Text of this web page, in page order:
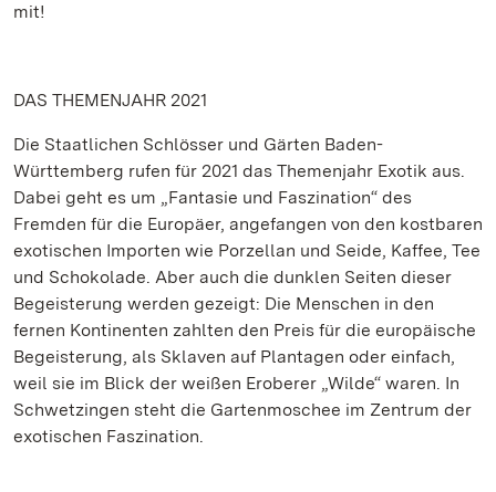
mit!
DAS THEMENJAHR 2021
Die Staatlichen Schlösser und Gärten Baden-
Württemberg rufen für 2021 das Themenjahr Exotik aus.
Dabei geht es um „Fantasie und Faszination“ des
Fremden für die Europäer, angefangen von den kostbaren
exotischen Importen wie Porzellan und Seide, Kaffee, Tee
und Schokolade. Aber auch die dunklen Seiten dieser
Begeisterung werden gezeigt: Die Menschen in den
fernen Kontinenten zahlten den Preis für die europäische
Begeisterung, als Sklaven auf Plantagen oder einfach,
weil sie im Blick der weißen Eroberer „Wilde“ waren. In
Schwetzingen steht die Gartenmoschee im Zentrum der
exotischen Faszination.